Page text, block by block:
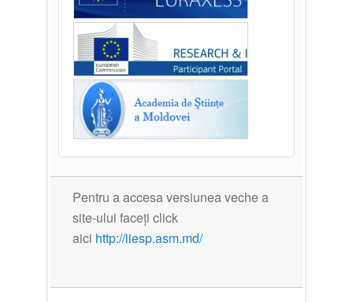
Pentru a accesa versiunea veche a
site-ului faceți click
aici http://iiesp.asm.md/